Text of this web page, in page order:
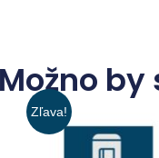
Možno
Zľava!